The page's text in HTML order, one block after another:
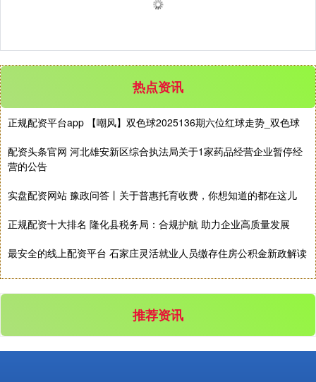
14305.92
热点资讯
正规配资平台app 【嘲风】双色球2025136期六位红球走势_双色球
配资头条官网 河北雄安新区综合执法局关于1家药品经营企业暂停经
营的公告
实盘配资网站 豫政问答丨关于普惠托育收费，你想知道的都在这儿
正规配资十大排名 隆化县税务局：合规护航 助力企业高质量发展
最安全的线上配资平台 石家庄灵活就业人员缴存住房公积金新政解读
推荐资讯